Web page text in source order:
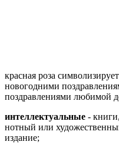
красная роза
новогодними
поздравлениями любимой
интеллектуальные -
нотный или
издание;